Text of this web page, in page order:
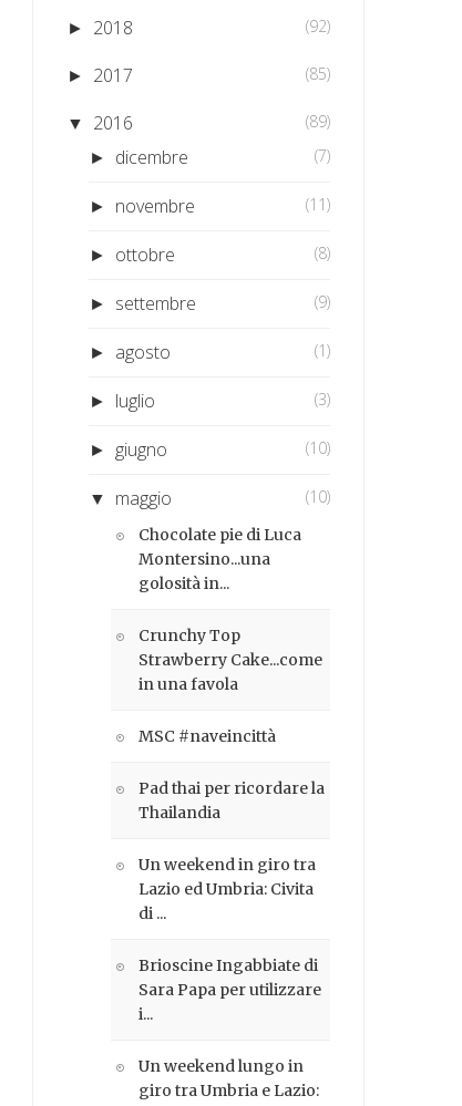
► 2018 (92)
► 2017 (85)
▼ 2016 (89)
► dicembre (7)
► novembre (11)
► ottobre (8)
► settembre (9)
► agosto (1)
► luglio (3)
► giugno (10)
▼ maggio (10)
Chocolate pie di Luca
Montersino...una
golosità in...
Crunchy Top
Strawberry Cake...come
in una favola
MSC #naveincittà
Pad thai per ricordare la
Thailandia
Un weekend in giro tra
Lazio ed Umbria: Civita
di ...
Brioscine Ingabbiate di
Sara Papa per utilizzare
i...
Un weekend lungo in
giro tra Umbria e Lazio: